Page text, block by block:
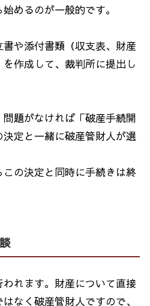
めるのが一般的です。
や添付書類（収支表、財産
作成して、裁判所に提出し
題がなければ「破産手続開
定と一緒に破産管財人が選
の決定と同時に手続きは終
れます。財産について直接
なく破産管財人ですので、